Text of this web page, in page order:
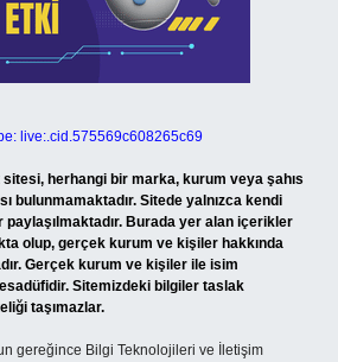
live:.cid.575569c608265c69
sitesi, herhangi bir marka, kurum veya şahıs
bulunmamaktadır. Sitede yalnızca kendi
paylaşılmaktadır. Burada yer alan içerikler
olup, gerçek kurum ve kişiler hakkında
Gerçek kurum ve kişiler ile isim
Sitemizdeki bilgiler taslak
taşımazlar.
gereğince Bilgi Teknolojileri ve İletişim